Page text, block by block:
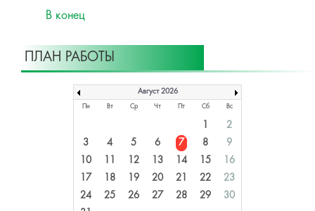
В конец
ПЛАН РАБОТЫ
Август 2026
Пн Вт Ср Чт Пт Сб Вс
1
2
3
4 5 6 7 8
9
10
11 12 13 14 15
16
17
18 19 20 21 22
23
24
25 26 27 28 29
30